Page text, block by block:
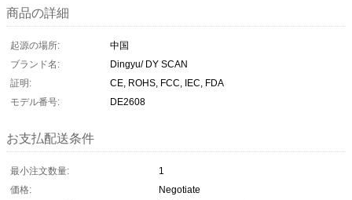
商品の詳細
起源の場所:
中国
ブランド名:
Dingyu/ DY SCAN
証明:
CE, ROHS, FCC, IEC, FDA
モデル番号:
DE2608
お支払配送条件
最小注文数量:
1
価格:
Negotiate